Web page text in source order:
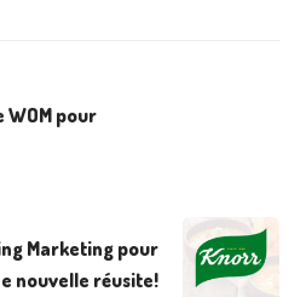
WOM pour
Marketing pour
nouvelle réusite!